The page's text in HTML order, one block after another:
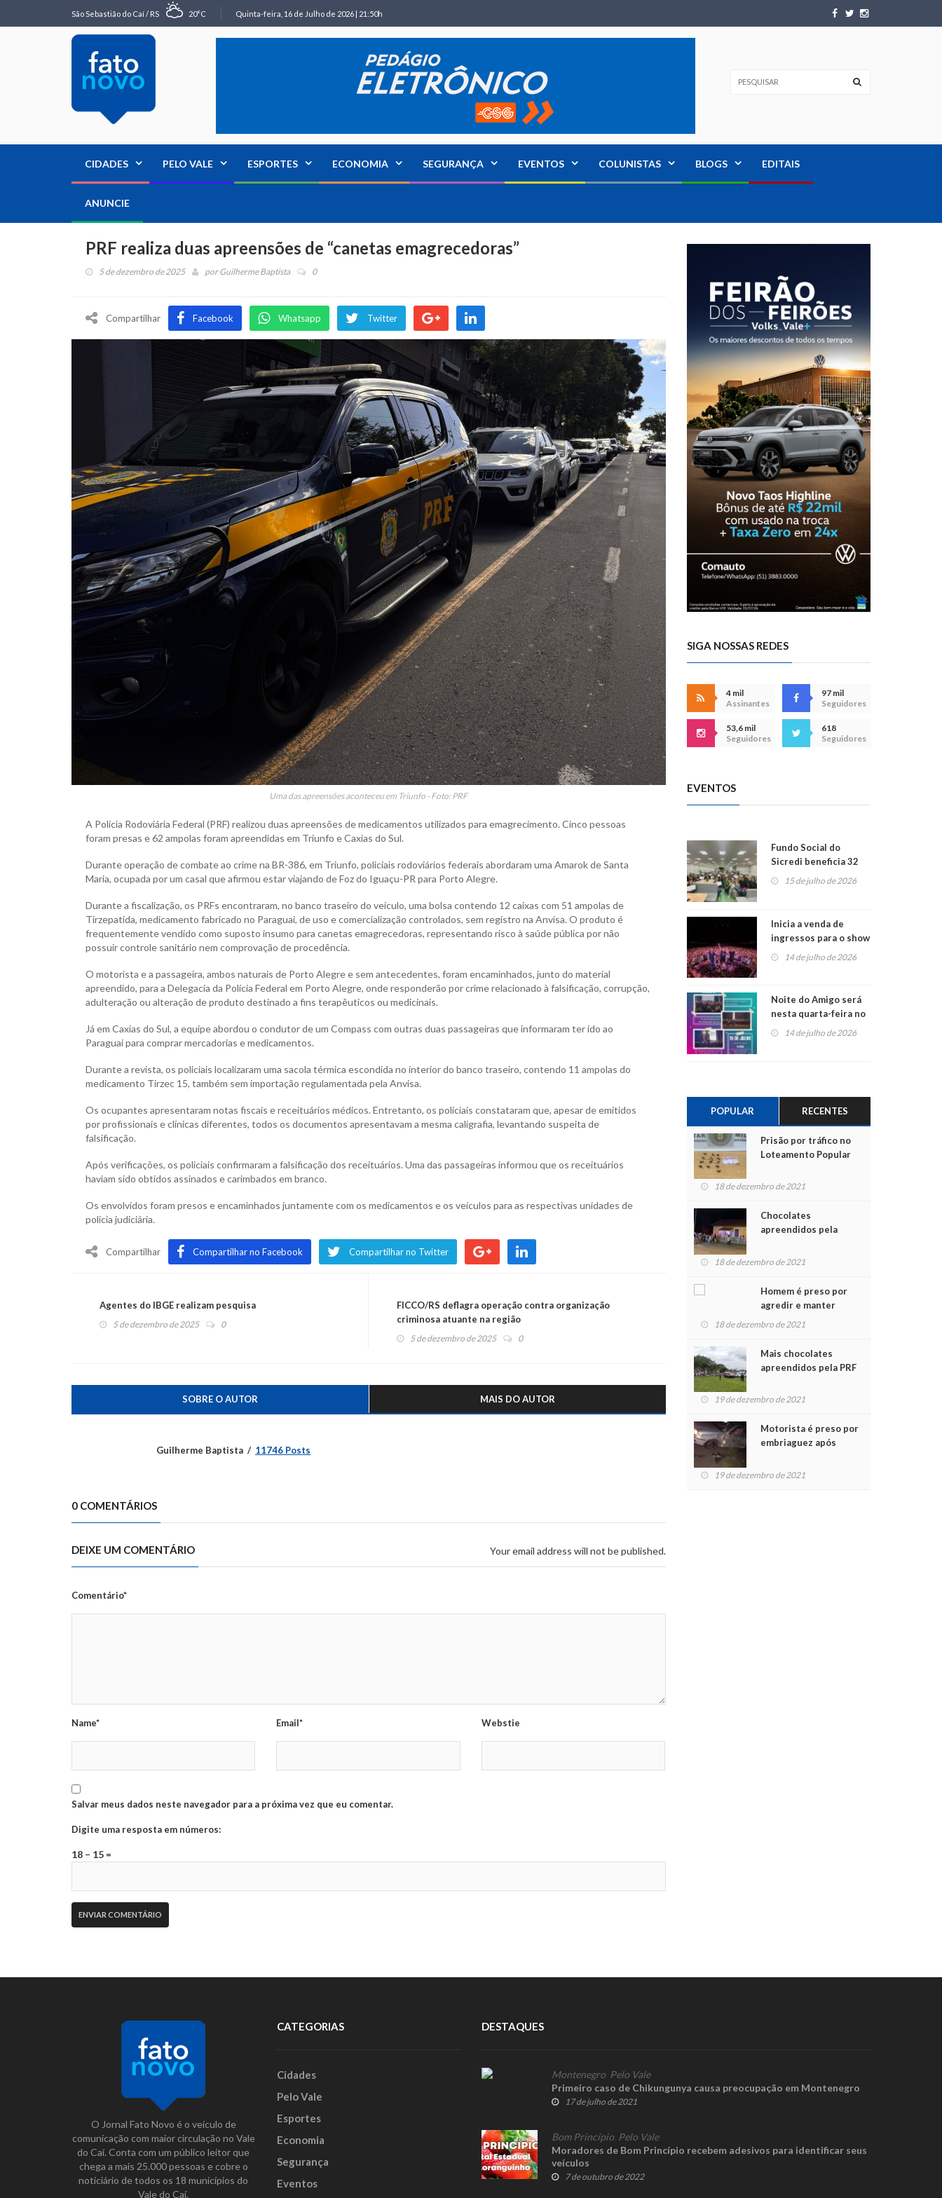
São Sebastião do Caí / RS 20°C Quinta-feira, 16 de Julho de 2026 | 21:50h
CIDADES PELO VALE ESPORTES ECONOMIA SEGURANÇA EVENTOS COLUNISTAS BLOGS EDITAIS
ANUNCIE
PRF realiza duas apreensões de “canetas emagrecedoras”
5 de dezembro de 2025 porGuilherme Baptista 0
Compartilhar Facebook Whatsapp Twitter
Uma das apreensões aconteceu em Triunfo - Foto: PRF
A Polícia Rodoviária Federal (PRF) realizou duas apreensões de medicamentos utilizados para emagrecimento. Cinco pessoas
foram presas e 62 ampolas foram apreendidas em Triunfo e Caxias do Sul.
Durante operação de combate ao crime na BR-386, em Triunfo, policiais rodoviários federais abordaram uma Amarok de Santa
Maria, ocupada por um casal que afirmou estar viajando de Foz do Iguaçu-PR para Porto Alegre.
Durante a fiscalização, os PRFs encontraram, no banco traseiro do veículo, uma bolsa contendo 12 caixas com 51 ampolas de
Tirzepatida, medicamento fabricado no Paraguai, de uso e comercialização controlados, sem registro na Anvisa. O produto é
frequentemente vendido como suposto insumo para canetas emagrecedoras, representando risco à saúde pública por não
possuir controle sanitário nem comprovação de procedência.
O motorista e a passageira, ambos naturais de Porto Alegre e sem antecedentes, foram encaminhados, junto do material
apreendido, para a Delegacia da Polícia Federal em Porto Alegre, onde responderão por crime relacionado à falsificação, corrupção,
adulteração ou alteração de produto destinado a fins terapêuticos ou medicinais.
Já em Caxias do Sul, a equipe abordou o condutor de um Compass com outras duas passageiras que informaram ter ido ao
Paraguai para comprar mercadorias e medicamentos.
Durante a revista, os policiais localizaram uma sacola térmica escondida no interior do banco traseiro, contendo 11 ampolas do
medicamento Tirzec 15, também sem importação regulamentada pela Anvisa.
Os ocupantes apresentaram notas fiscais e receituários médicos. Entretanto, os policiais constataram que, apesar de emitidos
por profissionais e clínicas diferentes, todos os documentos apresentavam a mesma caligrafia, levantando suspeita de
falsificação.
Após verificações, os policiais confirmaram a falsificação dos receituários. Uma das passageiras informou que os receituários
haviam sido obtidos assinados e carimbados em branco.
Os envolvidos foram presos e encaminhados juntamente com os medicamentos e os veículos para as respectivas unidades de
polícia judiciária.
Compartilhar Compartilhar no Facebook Compartilhar no Twitter
Agentes do IBGE realizam pesquisa
5 de dezembro de 2025 0
FICCO/RS deflagra operação contra organização
criminosa atuante na região
5 de dezembro de 2025 0
SOBRE O AUTOR MAIS DO AUTOR
Guilherme Baptista 11746 Posts
0 COMENTÁRIOS
DEIXE UM COMENTÁRIO Your email address will not be published.
Comentário*
Name* Email* Webstie
Salvar meus dados neste navegador para a próxima vez que eu comentar.
Digite uma resposta em números:
18 − 15 =
SIGA NOSSAS REDES
4 mil
Assinantes
97 mil
Seguidores
53,6 mil
Seguidores
618
Seguidores
EVENTOS
Fundo Social do
Sicredi beneficia 32
projetos em
15 de julho de 2026
Inicia a venda de
ingressos para o show
do Jota Quest nos 45
anos da Sicredi Ouro
14 de julho de 2026
Noite do Amigo será
nesta quarta-feira no
Centro de Cultura de
14 de julho de 2026
POPULAR RECENTES
Prisão por tráfico no
Loteamento Popular
18 de dezembro de 2021
Chocolates
apreendidos pela
para crianças na
18 de dezembro de 2021
Homem é preso por
agredir e manter
mulher em cárcere
18 de dezembro de 2021
Mais chocolates
apreendidos pela PRF
crianças no Natal
19 de dezembro de 2021
Motorista é preso por
embriaguez após
feridos
19 de dezembro de 2021
O Jornal Fato Novo é o veículo de
comunicação com maior circulação no Vale
do Caí. Conta com um público leitor que
chega a mais 25.000 pessoas e cobre o
noticiário de todos os 18 municípios do
Vale do Caí.
CATEGORIAS
Cidades
Pelo Vale
Esportes
Economia
Segurança
Eventos
DESTAQUES
Montenegro Pelo Vale
Primeiro caso de Chikungunya causa preocupação em Montenegro
17 de julho de 2021
Bom Princípio Pelo Vale
Moradores de Bom Princípio recebem adesivos para identificar seus
veículos
7 de outubro de 2022